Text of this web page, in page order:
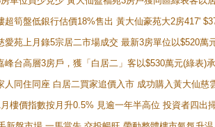
超筍盤低銀行估價18%售出 黃大仙豪苑大2房417'
愛苑上月錄5宗居二市場成交 最新3房單位以$520萬
峰台高層3房戶，獲「白居二」客以$530萬元(綠表)
人同住同座 白居二買家追價入市 成功購入黃大仙
樓價指數按月升0.5% 見逾一年半高位 投資者四